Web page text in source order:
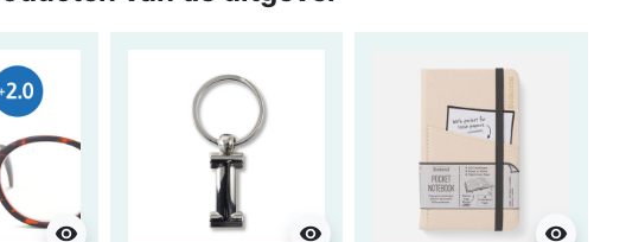
visibility visibility visibility